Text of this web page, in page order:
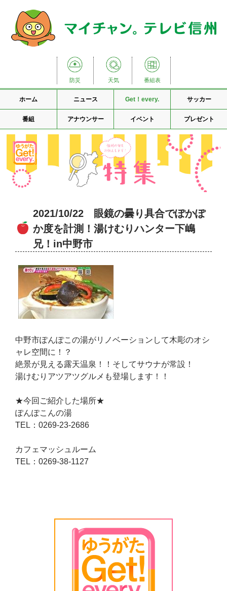
防災 天気 番組表
ホーム ニュース Get！every. サッカー
番組 アナウンサー イベント プレゼント
2021/10/22 眼鏡の曇り具合でぽかぽ
か度を計測！湯けむりハンター下嶋
兄！in中野市
中野市ぽんぽこの湯がリノベーションして木彫のオシ
ャレ空間に！？
絶景が見える露天温泉！！そしてサウナが常設！
湯けむりアツアツグルメも登場します！！
★今回ご紹介した場所★
ぽんぽこんの湯
TEL：0269-23-2686
カフェマッシュルーム
TEL：0269-38-1127